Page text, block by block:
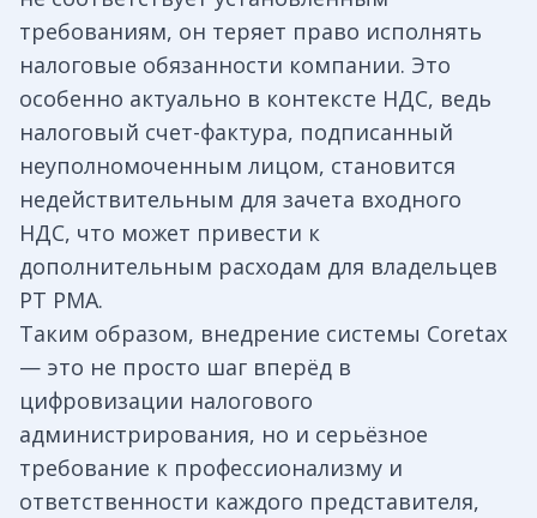
требованиям, он теряет право исполнять
налоговые обязанности компании. Это
особенно актуально в контексте НДС, ведь
налоговый счет-фактура, подписанный
неуполномоченным лицом, становится
недействительным для зачета входного
НДС, что может привести к
дополнительным расходам для владельцев
PT PMA.
Таким образом, внедрение системы Coretax
— это не просто шаг вперёд в
цифровизации налогового
администрирования, но и серьёзное
требование к профессионализму и
ответственности каждого представителя,